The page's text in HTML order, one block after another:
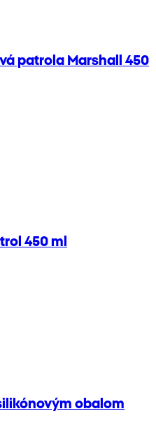
patrola Marshall 450
450 ml
obalom